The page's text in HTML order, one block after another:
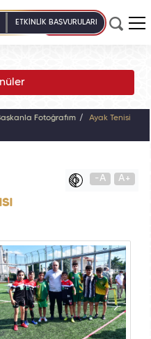
ETKİNLİK BAŞVURULARI
Fotoğrafım
Ayak Tenisi
-A A+